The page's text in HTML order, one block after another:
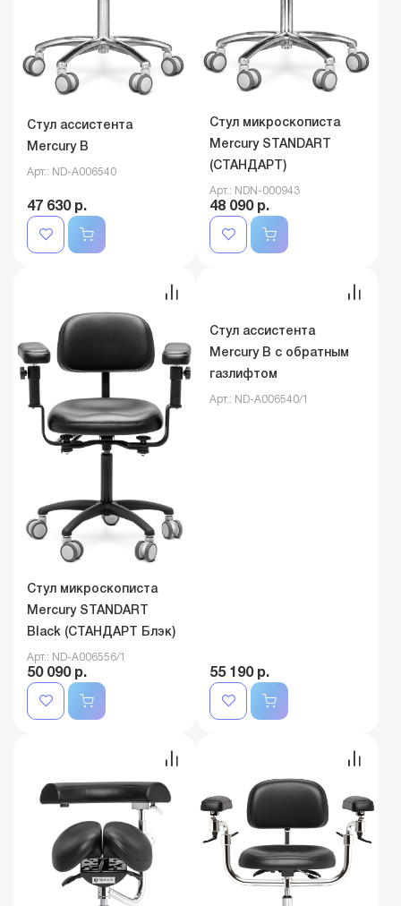
Стул ассистента
Mercury B
Арт.: ND-A006540
47 630 р.
Стул микроскописта
Mercury STANDART
(СТАНДАРТ)
Арт.: NDN-000943
48 090 р.
Стул микроскописта
Mercury STANDART
Black (СТАНДАРТ Блэк)
Арт.: ND-A006556/1
50 090 р.
Стул ассистента
Mercury B с обратным
газлифтом
Арт.: ND-A006540/1
55 190 р.